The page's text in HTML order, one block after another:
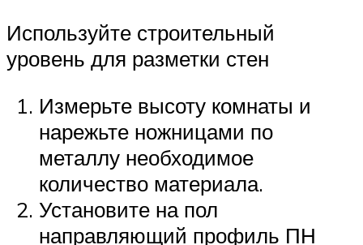
Используйте строительный
уровень для разметки стен
Измерьте высоту комнаты и
нарежьте ножницами по
металлу необходимое
количество материала.
Установите на пол
направляющий профиль ПН